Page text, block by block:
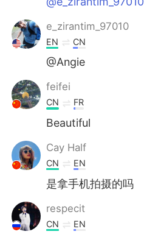
e_zirantim_97010
EN CN
@Angie
feifei
CN FR
Beautiful
Cay Half
CN EN
是拿手机拍摄的吗
respecit
CN EN